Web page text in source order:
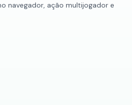
navegador, ação multijogador e